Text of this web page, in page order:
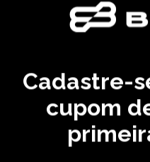
distinctio adipisci hic
cupiditate inventore fugit
praesentium debitis ab
VOCÊ
BERMUDA OLNEY - CASTOR
R$ 299,99
Cadastre-
cupom